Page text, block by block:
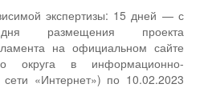
экспертизы: 15 дней — с
размещения проекта
на официальном сайте
округа в информационно-
сети «Интернет») по 10.02.2023